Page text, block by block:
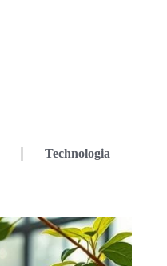
Technologia